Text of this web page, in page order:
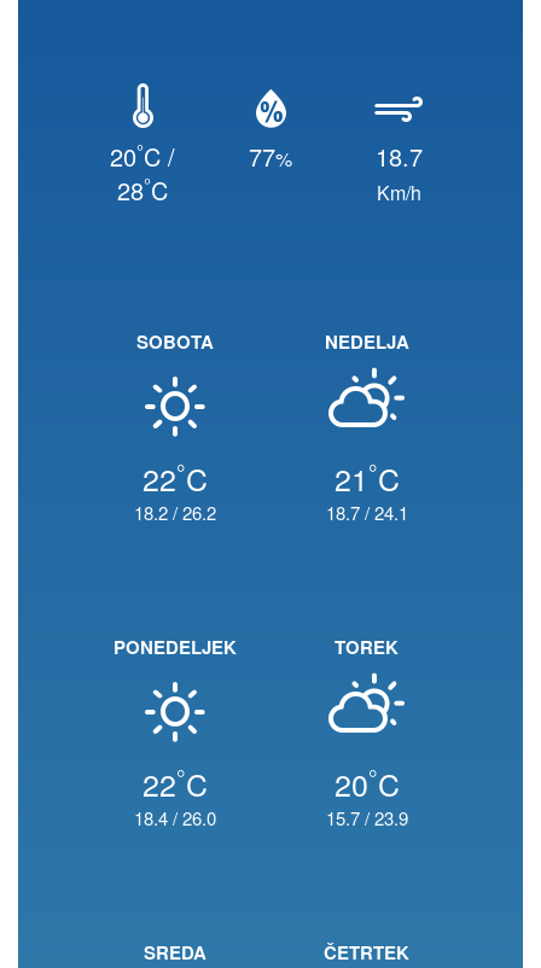
20°C /
28°C
77% 18.7
Km/h
SOBOTA
22°C
18.2/26.2
NEDELJA
21 °C
18.7/24.1
PONEDELJEK
22°C
18.4/26.0
TOREK
20°C
15.7/23.9
SREDA ČETRTEK